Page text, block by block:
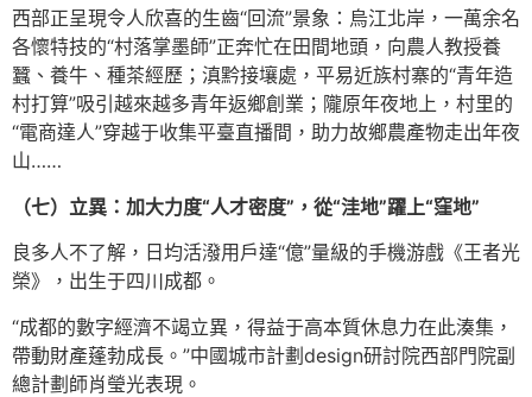
西部正呈現令人欣喜的生齒“回流”景象：烏江北岸，一萬余名
各懷特技的“村落掌墨師”正奔忙在田間地頭，向農人教授養
蠶、養牛、種茶經歷；滇黔接壤處，平易近族村寨的“青年造
村打算”吸引越來越多青年返鄉創業；隴原年夜地上，村里的
“電商達人”穿越于收集平臺直播間，助力故鄉農產物走出年夜
山……
（七）立異：加大力度“人才密度”，從“洼地”躍上“窪地”
良多人不了解，日均活潑用戶達“億”量級的手機游戲《王者光
榮》，出生于四川成都。
“成都的數字經濟不竭立異，得益于高本質休息力在此湊集，
帶動財產蓬勃成長。”中國城市計劃design研討院西部門院副
總計劃師肖瑩光表現。